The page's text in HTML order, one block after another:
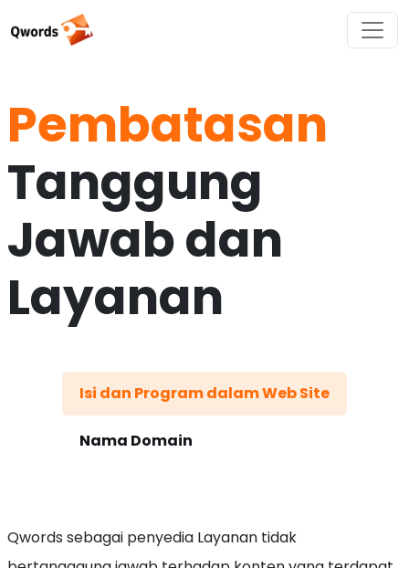
Pembatasan
Tanggung
Jawab dan
Layanan
Isi dan Program dalam Web Site
Nama Domain
Qwords sebagai penyedia Layanan tidak